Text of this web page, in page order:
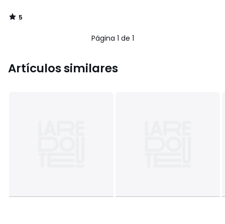
5
/
Página 1 de 1
Artículos similares